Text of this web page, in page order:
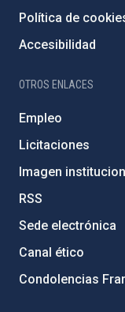
Política de
Accesibilidad
OTROS ENLACES
Empleo
Licitaciones
Imagen
RSS
Sede electrónica
Canal ético
Condolencias